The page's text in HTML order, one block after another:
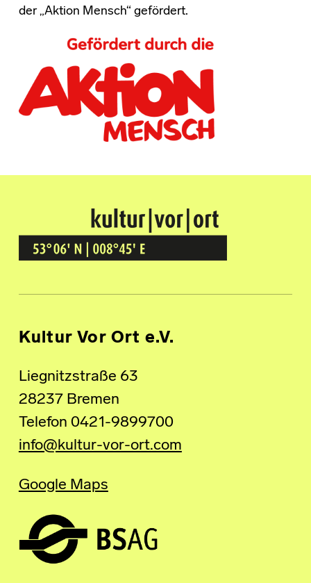
der „Aktion Mensch“ gefördert.
Kultur Vor Ort
BREMEN GRÖPELINGEN
Kultur Vor Ort e.V.
Liegnitzstraße 63
28237 Bremen
Telefon 0421-9899700
info@kultur-vor-ort.com
Google Maps